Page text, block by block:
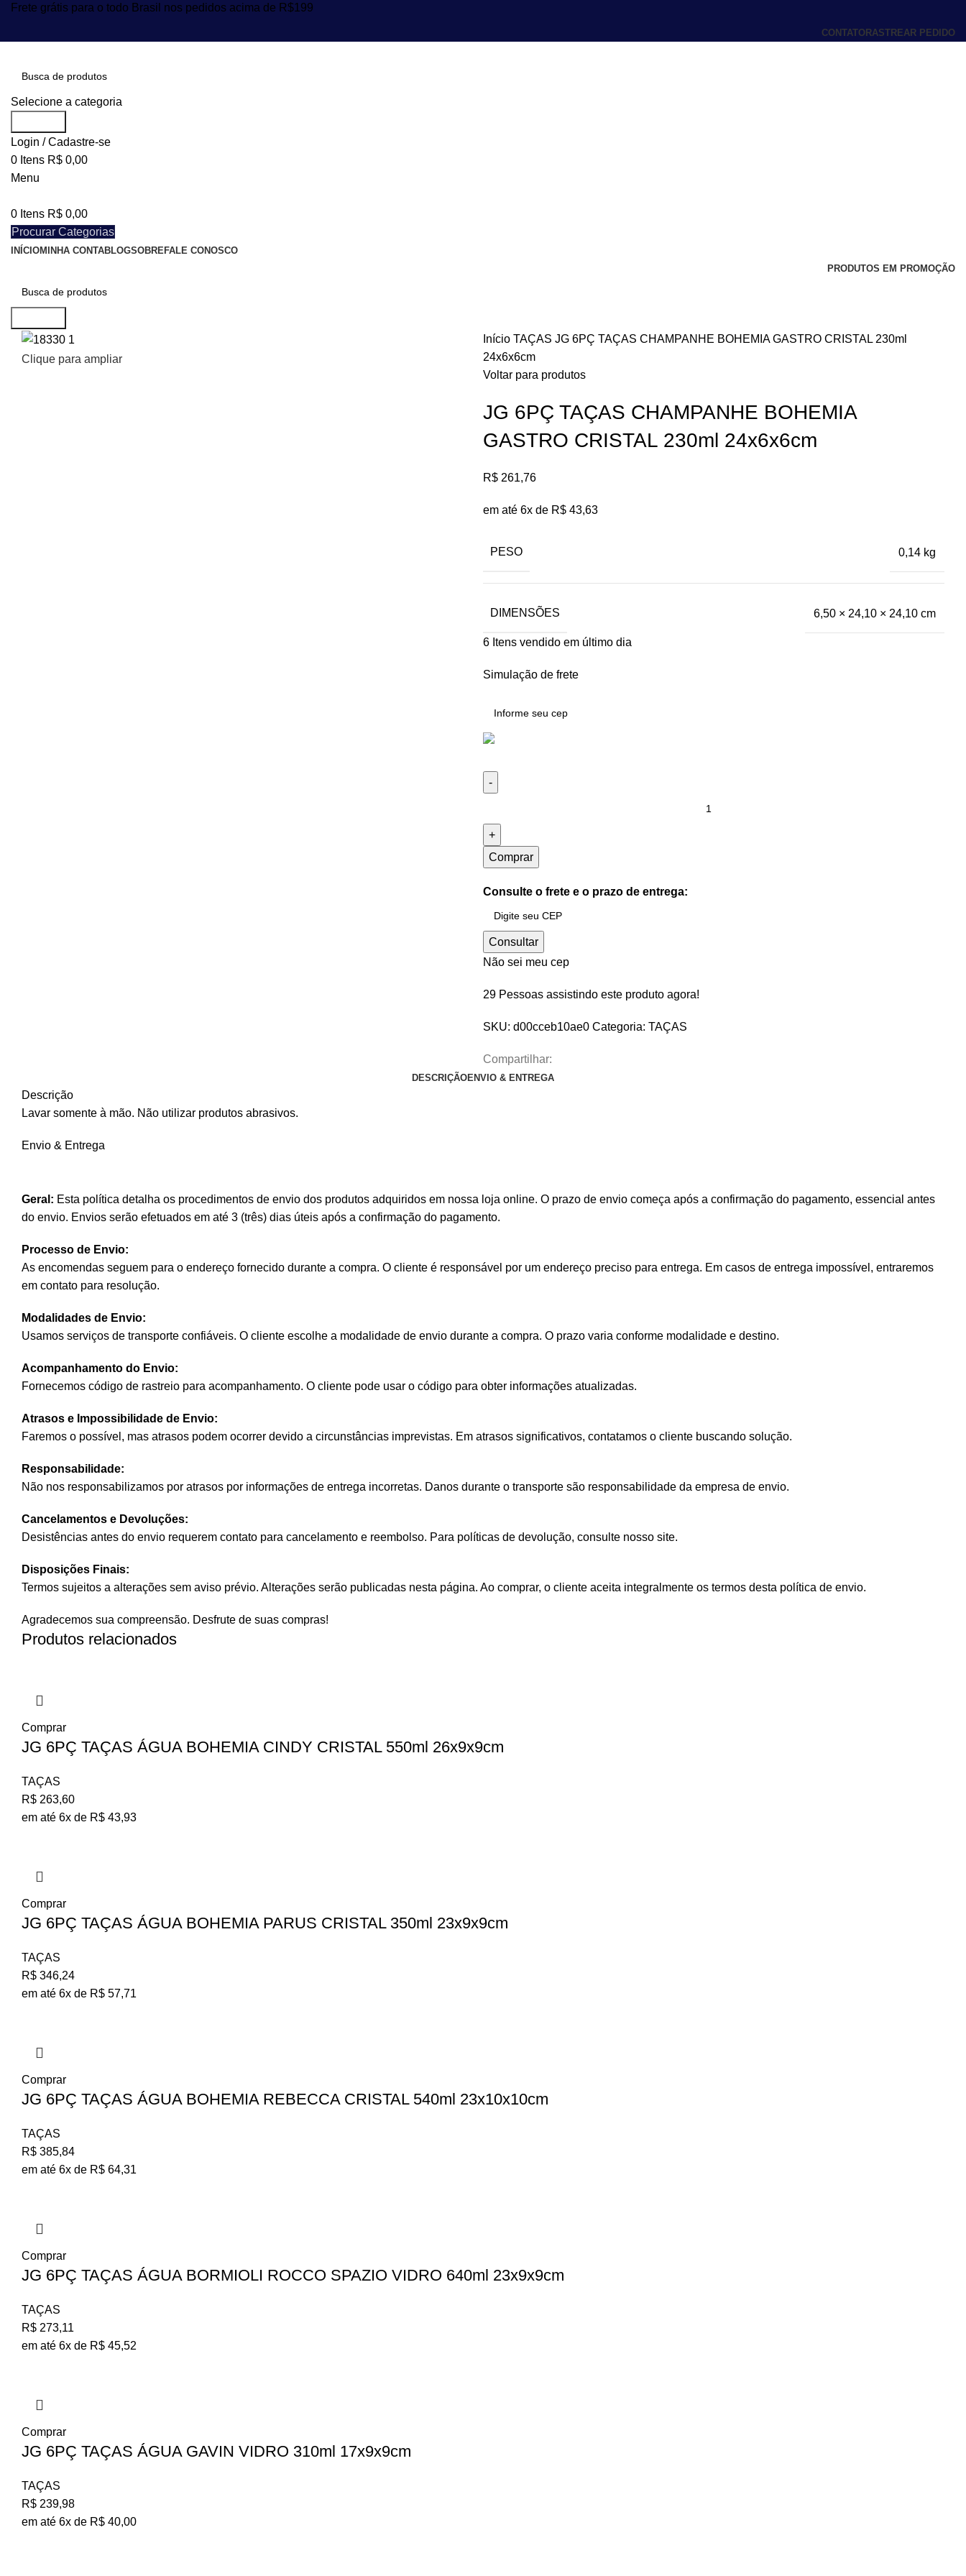
Frete grátis para o todo Brasil nos pedidos acima de R$199
CONTATO RASTREAR PEDIDO
Selecione a categoria
Login / Cadastre-se
0 Itens R$ 0,00
Menu
0 Itens R$ 0,00
Procurar Categorias
INÍCIOMINHA CONTABLOGSOBREFALE CONOSCO
PRODUTOS EM PROMOÇÃO
Clique para ampliar
Início TAÇAS JG 6PÇ TAÇAS CHAMPANHE BOHEMIA GASTRO CRISTAL 230ml
24x6x6cm
Voltar para produtos
JG 6PÇ TAÇAS CHAMPANHE BOHEMIA
GASTRO CRISTAL 230ml 24x6x6cm
R$ 261,76
em até 6x de R$ 43,63
PESO 0,14 kg
DIMENSÕES 6,50 × 24,10 × 24,10 cm
6 Itens vendido em último dia
Simulação de frete
Comprar
Consulte o frete e o prazo de entrega:
Consultar
Não sei meu cep
29 Pessoas assistindo este produto agora!
SKU: d00cceb10ae0 Categoria: TAÇAS
Compartilhar:
DESCRIÇÃOENVIO & ENTREGA
Descrição
Lavar somente à mão. Não utilizar produtos abrasivos.
Envio & Entrega
Geral: Esta política detalha os procedimentos de envio dos produtos adquiridos em nossa loja online. O prazo de envio começa após a confirmação do pagamento, essencial antes
do envio. Envios serão efetuados em até 3 (três) dias úteis após a confirmação do pagamento.
Processo de Envio:
As encomendas seguem para o endereço fornecido durante a compra. O cliente é responsável por um endereço preciso para entrega. Em casos de entrega impossível, entraremos
em contato para resolução.
Modalidades de Envio:
Usamos serviços de transporte confiáveis. O cliente escolhe a modalidade de envio durante a compra. O prazo varia conforme modalidade e destino.
Acompanhamento do Envio:
Fornecemos código de rastreio para acompanhamento. O cliente pode usar o código para obter informações atualizadas.
Atrasos e Impossibilidade de Envio:
Faremos o possível, mas atrasos podem ocorrer devido a circunstâncias imprevistas. Em atrasos significativos, contatamos o cliente buscando solução.
Responsabilidade:
Não nos responsabilizamos por atrasos por informações de entrega incorretas. Danos durante o transporte são responsabilidade da empresa de envio.
Cancelamentos e Devoluções:
Desistências antes do envio requerem contato para cancelamento e reembolso. Para políticas de devolução, consulte nosso site.
Disposições Finais:
Termos sujeitos a alterações sem aviso prévio. Alterações serão publicadas nesta página. Ao comprar, o cliente aceita integralmente os termos desta política de envio.
Agradecemos sua compreensão. Desfrute de suas compras!
Produtos relacionados
Comprar
JG 6PÇ TAÇAS ÁGUA BOHEMIA CINDY CRISTAL 550ml 26x9x9cm
TAÇAS
R$ 263,60
em até 6x de R$ 43,93
Comprar
JG 6PÇ TAÇAS ÁGUA BOHEMIA PARUS CRISTAL 350ml 23x9x9cm
TAÇAS
R$ 346,24
em até 6x de R$ 57,71
Comprar
JG 6PÇ TAÇAS ÁGUA BOHEMIA REBECCA CRISTAL 540ml 23x10x10cm
TAÇAS
R$ 385,84
em até 6x de R$ 64,31
Comprar
JG 6PÇ TAÇAS ÁGUA BORMIOLI ROCCO SPAZIO VIDRO 640ml 23x9x9cm
TAÇAS
R$ 273,11
em até 6x de R$ 45,52
Comprar
JG 6PÇ TAÇAS ÁGUA GAVIN VIDRO 310ml 17x9x9cm
TAÇAS
R$ 239,98
em até 6x de R$ 40,00